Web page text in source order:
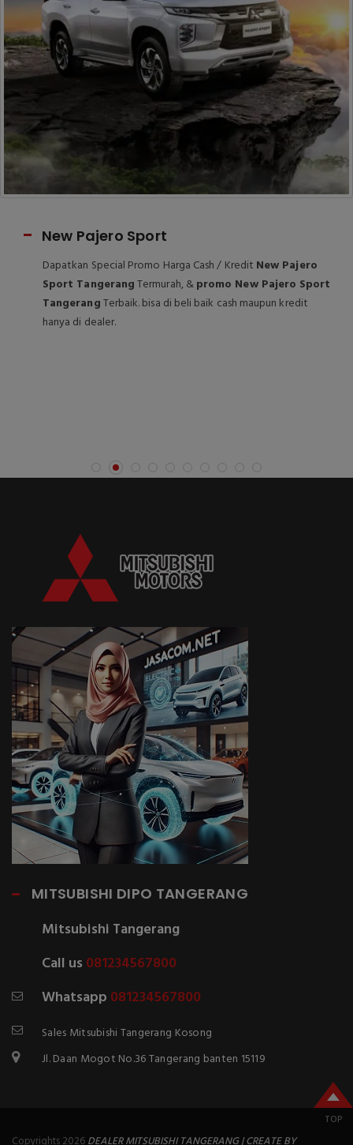
Sport
Promo Harga Cash / KreditNew Pajero
Termurah, &promo New Pajero Sport
bisa di beli baik cash maupun kredit
maupun
MITSUBISHI DIPO TANGERANG
Mitsubishi Tangerang
Call us 081234567800
Whatsapp 081234567800
Sales Mitsubishi Tangerang Kosong
Jl. Daan Mogot No.36 Tangerang banten 15119
Copyrights 2026DEALER MITSUBISHI TANGERANG | CREATE BY
TOP